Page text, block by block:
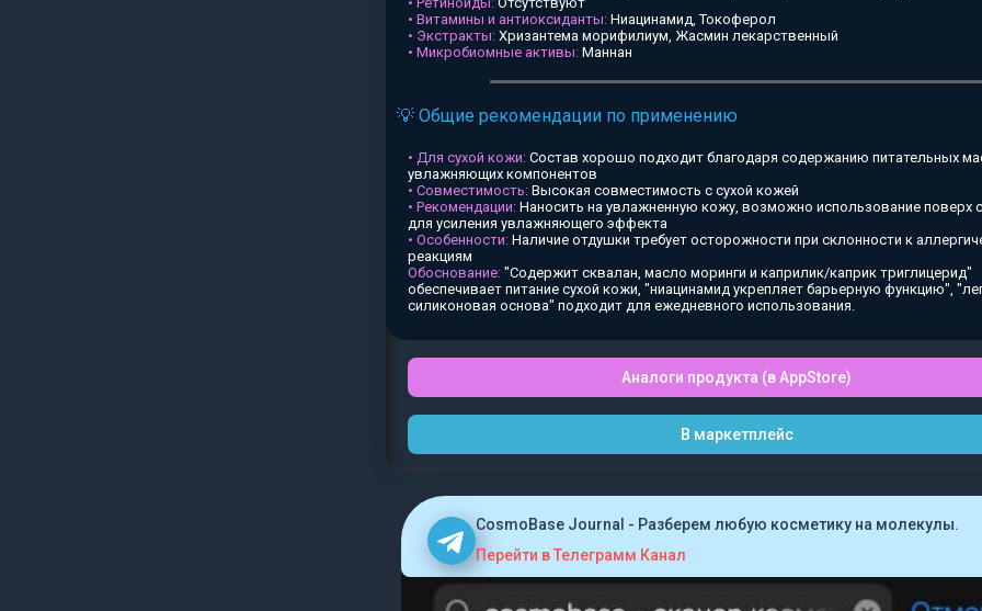
• Витамины и антиоксиданты: Ниацинамид, Токоферол
• Экстракты: Хризантема морифилиум, Жасмин лекарственный
• Микробиомные активы: Маннан
💡 Общие рекомендации по применению
• Для сухой кожи: Состав хорошо подходит благодаря содержанию питательных
увлажняющих компонентов
• Совместимость: Высокая совместимость с сухой кожей
• Рекомендации: Наносить на увлажненную кожу, возможно использование поверх
для усиления увлажняющего эффекта
• Особенности: Наличие отдушки требует осторожности при склонности к
реакциям
Обоснование: "Содержит сквалан, масло моринги и каприлик/каприк триглицерид"
обеспечивает питание сухой кожи, "ниацинамид укрепляет барьерную функцию",
силиконовая основа" подходит для ежедневного использования.
Аналоги продукта (в AppStore)
В маркетплейс
CosmoBase Journal - Разберем любую косметику на молекулы.
Перейти в Телеграмм Канал